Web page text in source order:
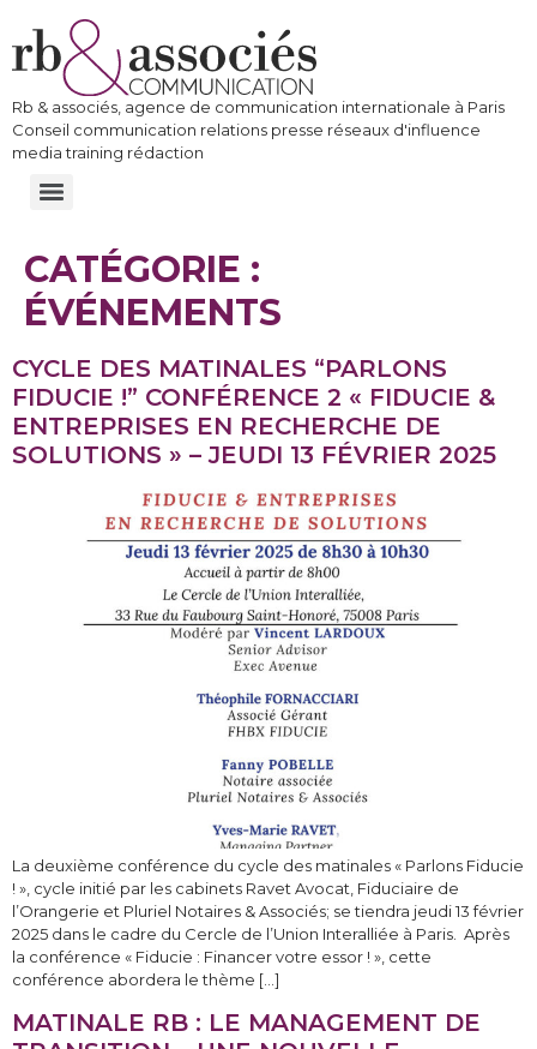
Rb & associés, agence de communication internationale à Paris
Conseil communication relations presse réseaux d'influence
media training rédaction
CATÉGORIE :
ÉVÉNEMENTS
CYCLE DES MATINALES “PARLONS
FIDUCIE !” CONFÉRENCE 2 « FIDUCIE &
ENTREPRISES EN RECHERCHE DE
SOLUTIONS » – JEUDI 13 FÉVRIER 2025
La deuxième conférence du cycle des matinales « Parlons Fiducie
! », cycle initié par les cabinets Ravet Avocat, Fiduciaire de
l’Orangerie et Pluriel Notaires & Associés; se tiendra jeudi 13 février
2025 dans le cadre du Cercle de l’Union Interalliée à Paris. Après
la conférence « Fiducie : Financer votre essor ! », cette
conférence abordera le thème […]
MATINALE RB : LE MANAGEMENT DE